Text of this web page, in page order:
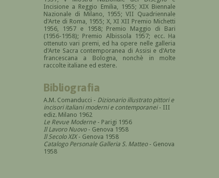
Incisione a Reggio Emilia, 1955; XIX Biennale
Nazionale di Milano, 1955; VII Quadriennale
d'Arte di Roma, 1955; X, XI XII Premio Michetti
1956, 1957 e 1958; Premio Maggio di Bari
(1956-1958); Premio Albissola 1957; ecc. Ha
ottenuto vari premi, ed ha opere nelle galleria
d'Arte Sacra contemporanea di Assisi e d'Arte
francescana a Bologna, nonchè in molte
raccolte italiane ed estere.
Bibliografia
A.M. Comanducci - Dizionario illustrato pittori e
incisori italiani moderni e contemporanei- III
ediz. Milano 1962
Le Revue Moderne - Parigi 1956
Il Lavoro Nuovo- Genova 1958
Il Secolo XIX- Genova 1958
Catalogo Personale Galleria S. Matteo- Genova
1958